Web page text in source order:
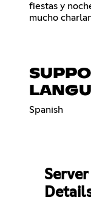
fiestas y
mucho
Spanish
Server